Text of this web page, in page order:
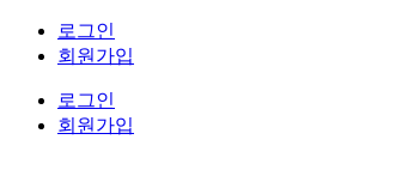
로그인
회원가입
로그인
회원가입